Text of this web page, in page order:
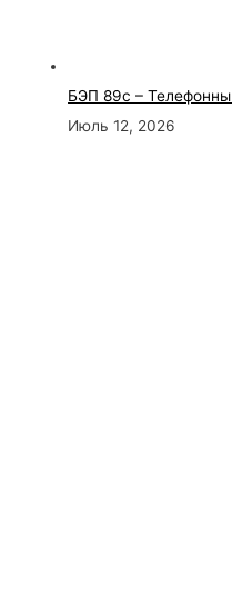
БЭП 89с –
Июль 12, 2026